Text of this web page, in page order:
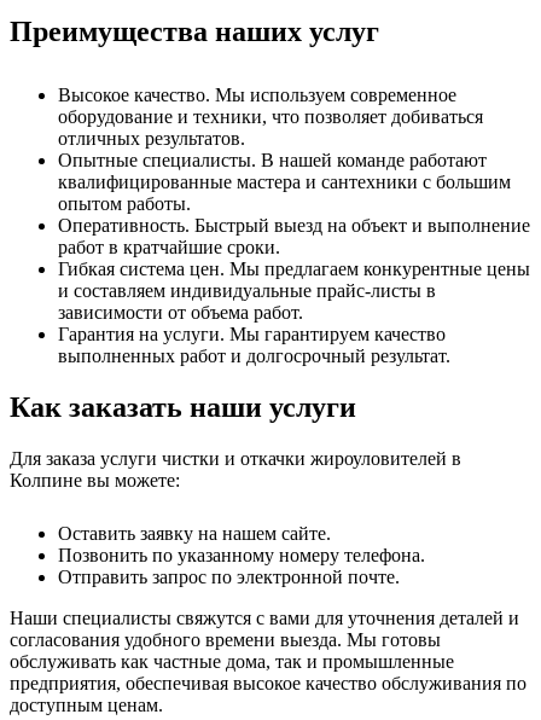
Преимущества наших услуг
Высокое качество. Мы используем современное
оборудование и техники, что позволяет добиваться
отличных результатов.
Опытные специалисты. В нашей команде работают
квалифицированные мастера и сантехники с большим
опытом работы.
Оперативность. Быстрый выезд на объект и выполнение
работ в кратчайшие сроки.
Гибкая система цен. Мы предлагаем конкурентные цены
и составляем индивидуальные прайс-листы в
зависимости от объема работ.
Гарантия на услуги. Мы гарантируем качество
выполненных работ и долгосрочный результат.
Как заказать наши услуги
Для заказа услуги чистки и откачки жироуловителей в
Колпине вы можете:
Оставить заявку на нашем сайте.
Позвонить по указанному номеру телефона.
Отправить запрос по электронной почте.
Наши специалисты свяжутся с вами для уточнения деталей и
согласования удобного времени выезда. Мы готовы
обслуживать как частные дома, так и промышленные
предприятия, обеспечивая высокое качество обслуживания по
доступным ценам.